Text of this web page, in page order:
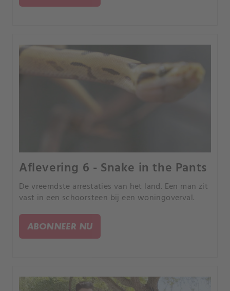
Aflevering 6 - Snake in the Pants
De vreemdste arrestaties van het land. Een man zit
vast in een schoorsteen bij een woningoverval.
ABONNEER NU